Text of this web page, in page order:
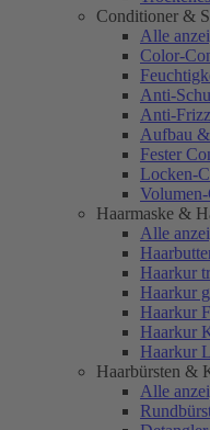
Conditioner &
Alle
Color-
Anti-
Anti-
Aufbau
Fester
Locken-
Haarmaske &
Alle
Haarkur
Haarkur
Haarkur
Haarkur
Haarkur
Haarbürsten &
Alle